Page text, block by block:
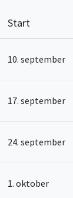
Start
10. september
17. september
24. september
1. oktober